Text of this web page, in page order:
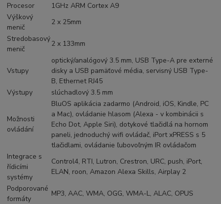
Procesor
1GHz ARM Cortex A9
Výškový
menič
2 x 25mm
Stredobasový
menič
2 x 133mm
Vstupy
optický/analógový 3.5 mm, USB Type-A pre externé
disky a USB pamäťové média, servisný USB Type-
B, Ethernet RJ45
Výstupy
slúchadlový 3.5 mm
Možnosti
ovládání
BluOS aplikácia zadarmo (Android, iOS, Kindle, PC
a Mac), ovládanie hlasom (Alexa - v kombinácii s
Echo Dot, Apple Siri), dotykové tlačidlá na hornom
paneli, jednoduchý wifi ovládač, iPort xPRESS s 5
tlačidlami, ovládanie ľubovoľným IR ovládačom
Integrace s
řídicími
systémy
Control4, RTI, Lutron, Crestron, URC, push, iPort,
ELAN, roon, Amazon Alexa Skills, Airplay 2
Podporované
formáty
MP3, AAC, WMA, OGG, WMA-L, ALAC, OPUS